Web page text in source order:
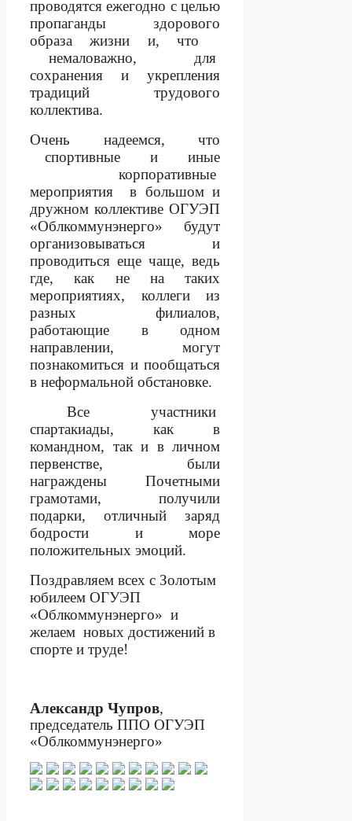
проводятся ежегодно с целью
пропаганды здорового
образа жизни и, что
немаловажно,
для
сохранения и укрепления
традиций
трудового
коллектива.
Очень надеемся, что
спортивные
и
иные
корпоративные
мероприятия
в большом и
дружном коллективе ОГУЭП
«Облкоммунэнерго» будут
организовываться и
проводиться еще чаще, ведь
где, как не на таких
мероприятиях, коллеги из
разных филиалов,
работающие в одном
направлении, могут
познакомиться и пообщаться
в неформальной обстановке.
Все участники
спартакиады, как в
командном, так и в личном
первенстве,
были
награждены Почетными
грамотами, получили
подарки, отличный заряд
бодрости и море
положительных эмоций.
Поздравляем всех с Золотым
юбилеем ОГУЭП
«Облкоммунэнерго» и
желаем новых достижений в
спорте и труде!
Александр Чупров,
председатель ППО ОГУЭП
«Облкоммунэнерго»